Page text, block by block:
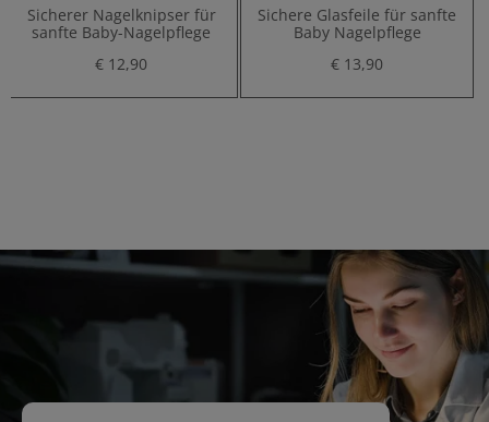
Sicherer Nagelknipser für
sanfte Baby-Nagelpflege
€ 12,90
Sichere Glasfeile für sanfte
Baby Nagelpflege
€ 13,90